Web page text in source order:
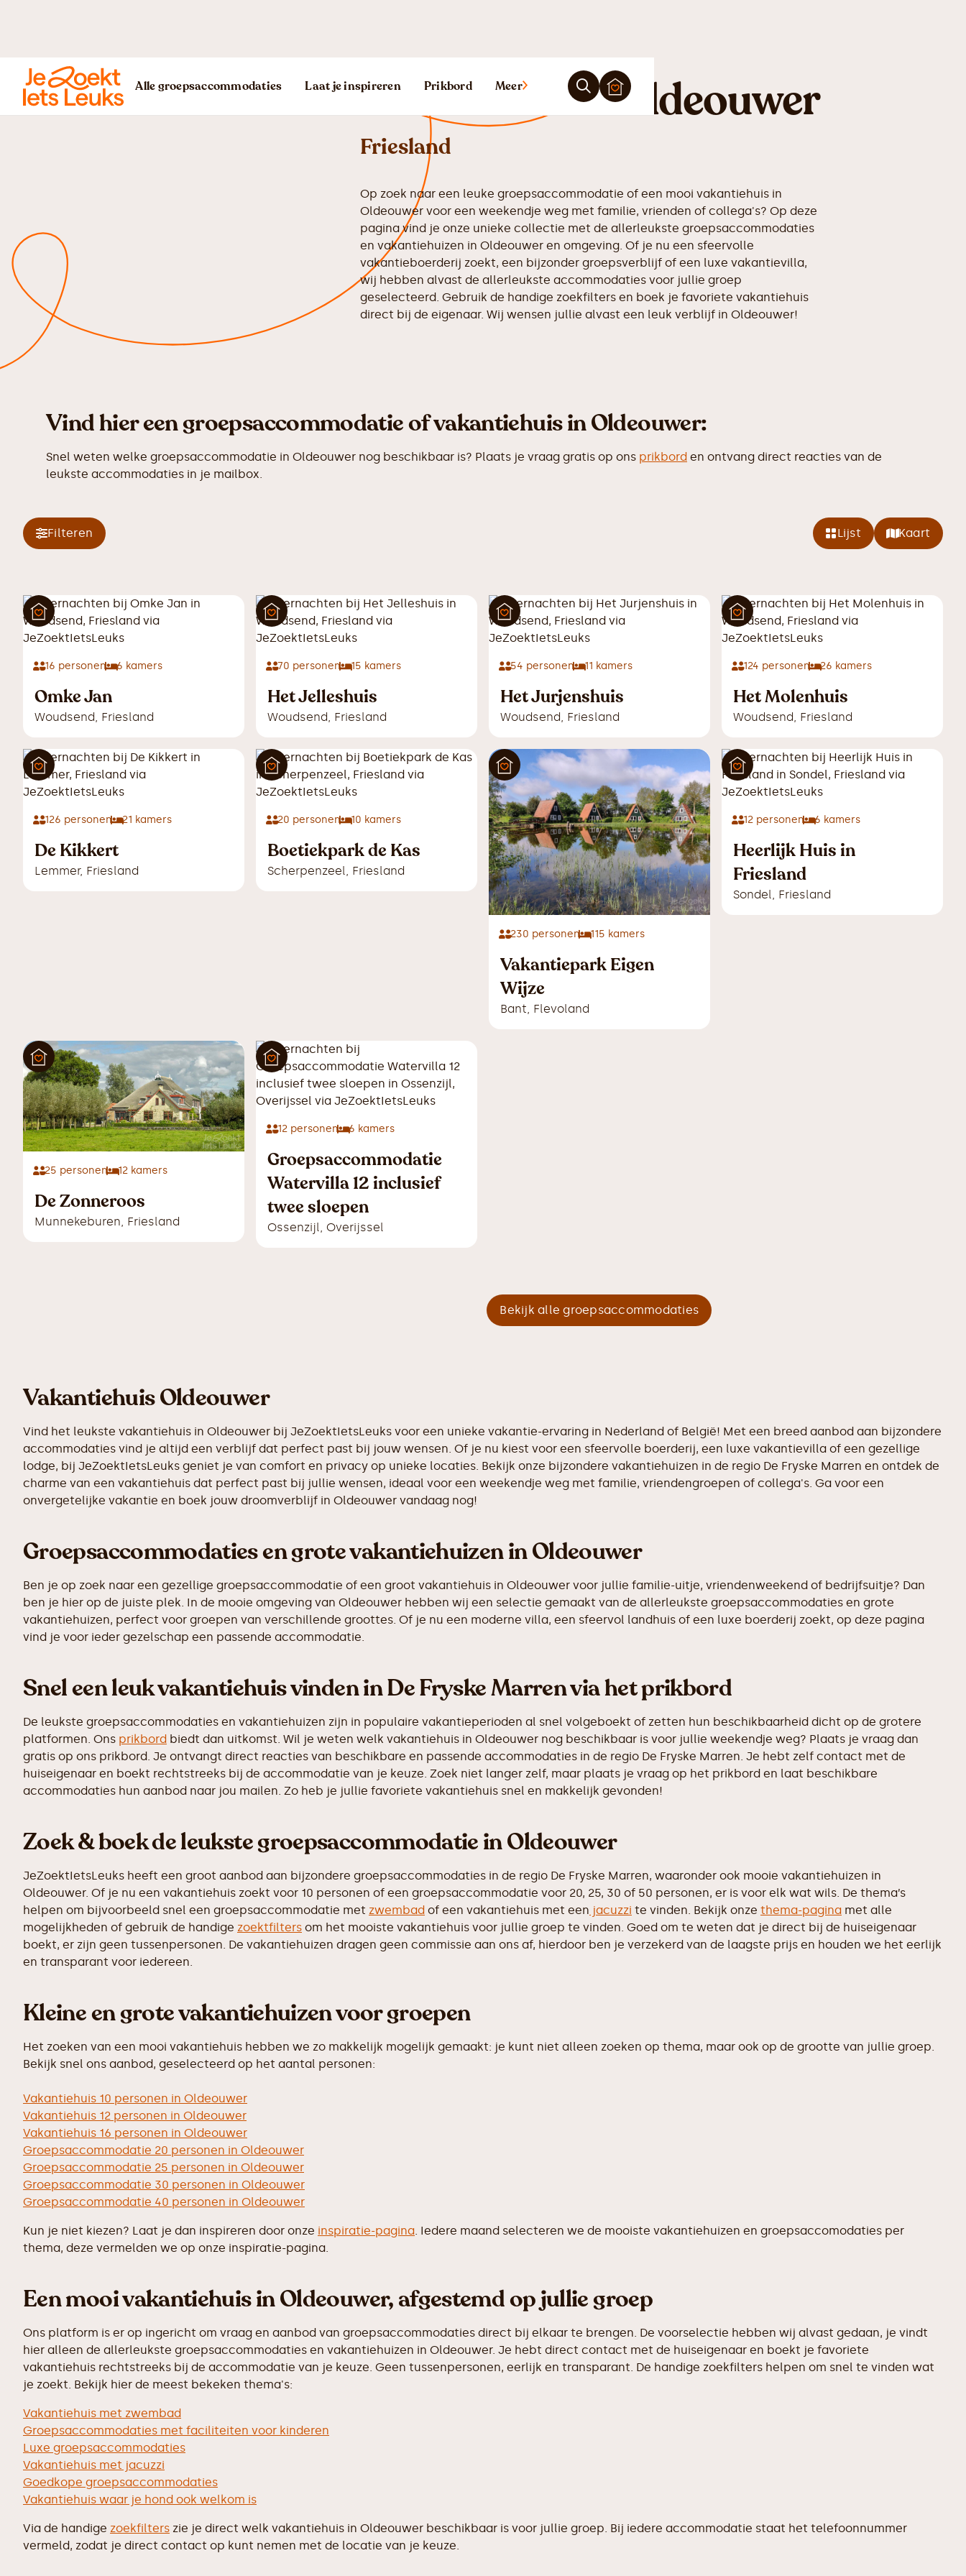
Alle groepsaccommodaties Laat je inspireren Prikbord Meer
Vakantiehuis Oldeouwer
Friesland
Op zoek naar een leuke groepsaccommodatie of een mooi vakantiehuis in
Oldeouwer voor een weekendje weg met familie, vrienden of collega's? Op deze
pagina vind je onze unieke collectie met de allerleukste groepsaccommodaties
en vakantiehuizen in Oldeouwer en omgeving. Of je nu een sfeervolle
vakantieboerderij zoekt, een bijzonder groepsverblijf of een luxe vakantievilla,
wij hebben alvast de allerleukste accommodaties voor jullie groep
geselecteerd. Gebruik de handige zoekfilters en boek je favoriete vakantiehuis
direct bij de eigenaar. Wij wensen jullie alvast een leuk verblijf in Oldeouwer!
Vind hier een groepsaccommodatie of vakantiehuis in Oldeouwer:
Snel weten welke groepsaccommodatie in Oldeouwer nog beschikbaar is? Plaats je vraag gratis op ons prikbord en ontvang direct reacties van de
leukste accommodaties in je mailbox.
Filteren Lijst Kaart
16 personen 6 kamers
Omke Jan
Woudsend, Friesland
70 personen 15 kamers
Het Jelleshuis
Woudsend, Friesland
54 personen 11 kamers
Het Jurjenshuis
Woudsend, Friesland
124 personen 26 kamers
Het Molenhuis
Woudsend, Friesland
126 personen 21 kamers
De Kikkert
Lemmer, Friesland
20 personen 10 kamers
Boetiekpark de Kas
Scherpenzeel, Friesland
230 personen 115 kamers
Vakantiepark Eigen
Wijze
Bant, Flevoland
12 personen 6 kamers
Heerlijk Huis in
Friesland
Sondel, Friesland
25 personen 12 kamers
De Zonneroos
Munnekeburen, Friesland
12 personen 6 kamers
Groepsaccommodatie
Watervilla 12 inclusief
twee sloepen
Ossenzijl, Overijssel
Bekijk alle groepsaccommodaties
Vakantiehuis Oldeouwer
Vind het leukste vakantiehuis in Oldeouwer bij JeZoektIetsLeuks voor een unieke vakantie-ervaring in Nederland of België! Met een breed aanbod aan bijzondere
accommodaties vind je altijd een verblijf dat perfect past bij jouw wensen. Of je nu kiest voor een sfeervolle boerderij, een luxe vakantievilla of een gezellige
lodge, bij JeZoektIetsLeuks geniet je van comfort en privacy op unieke locaties. Bekijk onze bijzondere vakantiehuizen in de regio De Fryske Marren en ontdek de
charme van een vakantiehuis dat perfect past bij jullie wensen, ideaal voor een weekendje weg met familie, vriendengroepen of collega's. Ga voor een
onvergetelijke vakantie en boek jouw droomverblijf in Oldeouwer vandaag nog!
Groepsaccommodaties en grote vakantiehuizen in Oldeouwer
Ben je op zoek naar een gezellige groepsaccommodatie of een groot vakantiehuis in Oldeouwer voor jullie familie-uitje, vriendenweekend of bedrijfsuitje? Dan
ben je hier op de juiste plek. In de mooie omgeving van Oldeouwer hebben wij een selectie gemaakt van de allerleukste groepsaccommodaties en grote
vakantiehuizen, perfect voor groepen van verschillende groottes. Of je nu een moderne villa, een sfeervol landhuis of een luxe boerderij zoekt, op deze pagina
vind je voor ieder gezelschap een passende accommodatie.
Snel een leuk vakantiehuis vinden in De Fryske Marren via het prikbord
De leukste groepsaccommodaties en vakantiehuizen zijn in populaire vakantieperioden al snel volgeboekt of zetten hun beschikbaarheid dicht op de grotere
platformen. Ons prikbord biedt dan uitkomst. Wil je weten welk vakantiehuis in Oldeouwer nog beschikbaar is voor jullie weekendje weg? Plaats je vraag dan
gratis op ons prikbord. Je ontvangt direct reacties van beschikbare en passende accommodaties in de regio De Fryske Marren. Je hebt zelf contact met de
huiseigenaar en boekt rechtstreeks bij de accommodatie van je keuze. Zoek niet langer zelf, maar plaats je vraag op het prikbord en laat beschikbare
accommodaties hun aanbod naar jou mailen. Zo heb je jullie favoriete vakantiehuis snel en makkelijk gevonden!
Zoek & boek de leukste groepsaccommodatie in Oldeouwer
JeZoektIetsLeuks heeft een groot aanbod aan bijzondere groepsaccommodaties in de regio De Fryske Marren, waaronder ook mooie vakantiehuizen in
Oldeouwer. Of je nu een vakantiehuis zoekt voor 10 personen of een groepsaccommodatie voor 20, 25, 30 of 50 personen, er is voor elk wat wils. De thema’s
helpen om bijvoorbeeld snel een groepsaccommodatie met zwembad of een vakantiehuis met een jacuzzi te vinden. Bekijk onze thema-pagina met alle
mogelijkheden of gebruik de handige zoektfilters om het mooiste vakantiehuis voor jullie groep te vinden. Goed om te weten dat je direct bij de huiseigenaar
boekt, er zijn geen tussenpersonen. De vakantiehuizen dragen geen commissie aan ons af, hierdoor ben je verzekerd van de laagste prijs en houden we het eerlijk
en transparant voor iedereen.
Kleine en grote vakantiehuizen voor groepen
Het zoeken van een mooi vakantiehuis hebben we zo makkelijk mogelijk gemaakt: je kunt niet alleen zoeken op thema, maar ook op de grootte van jullie groep.
Bekijk snel ons aanbod, geselecteerd op het aantal personen:
Vakantiehuis 10 personen in Oldeouwer
Vakantiehuis 12 personen in Oldeouwer
Vakantiehuis 16 personen in Oldeouwer
Groepsaccommodatie 20 personen in Oldeouwer
Groepsaccommodatie 25 personen in Oldeouwer
Groepsaccommodatie 30 personen in Oldeouwer
Groepsaccommodatie 40 personen in Oldeouwer
Kun je niet kiezen? Laat je dan inspireren door onze inspiratie-pagina. Iedere maand selecteren we de mooiste vakantiehuizen en groepsaccomodaties per
thema, deze vermelden we op onze inspiratie-pagina.
Een mooi vakantiehuis in Oldeouwer, afgestemd op jullie groep
Ons platform is er op ingericht om vraag en aanbod van groepsaccommodaties direct bij elkaar te brengen. De voorselectie hebben wij alvast gedaan, je vindt
hier alleen de allerleukste groepsaccommodaties en vakantiehuizen in Oldeouwer. Je hebt direct contact met de huiseigenaar en boekt je favoriete
vakantiehuis rechtstreeks bij de accommodatie van je keuze. Geen tussenpersonen, eerlijk en transparant. De handige zoekfilters helpen om snel te vinden wat
je zoekt. Bekijk hier de meest bekeken thema's:
Vakantiehuis met zwembad
Groepsaccommodaties met faciliteiten voor kinderen
Luxe groepsaccommodaties
Vakantiehuis met jacuzzi
Goedkope groepsaccommodaties
Vakantiehuis waar je hond ook welkom is
Via de handige zoekfilters zie je direct welk vakantiehuis in Oldeouwer beschikbaar is voor jullie groep. Bij iedere accommodatie staat het telefoonnummer
vermeld, zodat je direct contact op kunt nemen met de locatie van je keuze.